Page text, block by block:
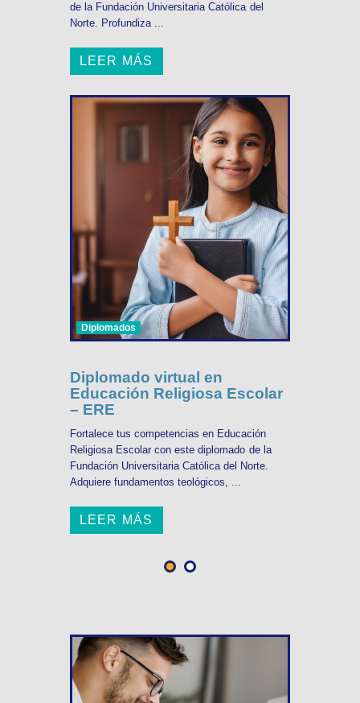
de la Fundación Universitaria Católica del
Norte. Profundiza ...
LEER MÁS
Diplomados
Diplomado virtual en
Educación Religiosa Escolar
– ERE
Fortalece tus competencias en Educación
Religiosa Escolar con este diplomado de la
Fundación Universitaria Católica del Norte.
Adquiere fundamentos teológicos, ...
LEER MÁS